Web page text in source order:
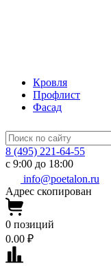
Кровля
Профлист
Фасад
8 (495) 221-64-55
с 9:00 до 18:00
info@poetalon.ru
Адрес скопирован
0 позиций
0.00 ₽